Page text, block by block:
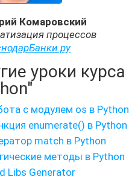
Комаровский
процессов
уроки курса
с модулем os в Python
enumerate() в Python
match в Python
методы в Python
Libs Generator